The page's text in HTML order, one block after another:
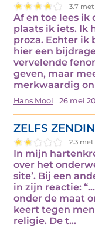
3.7
Af en toe lees ik
plaats ik iets. Ik
proza. Echter ik
hier een
vervelende
geven, maar
merkwaardig
Hans Mooi 26 mei
ZELFS
2.3
In mijn
over het
site’. Bij een
in zijn reactie:
onder de maat
keert tegen
religie. De t...